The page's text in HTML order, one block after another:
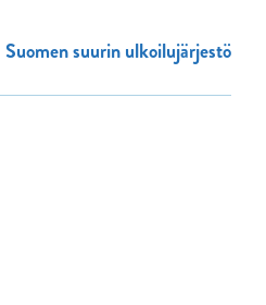
Suomen suurin ulkoilujärjestö